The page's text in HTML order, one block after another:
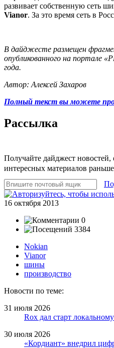
развивает собственную сеть
Vianor. За это время сеть в
В дайджесте размещен
опубликованного на портале
года.
Автор: Алексей Захаров
Полный текст вы можете
Рассылка
Получайте дайджест
интересных материалов
16 октября 2013
0
3384
Nokian
Vianor
шины
производство
Новости по теме:
31 июля 2026
Rox дал старт
30 июля 2026
«Кордиант» внедрил